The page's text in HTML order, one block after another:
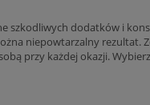
szkodliwych dodatków i
niepowtarzalny rezultat.
przy każdej okazji.